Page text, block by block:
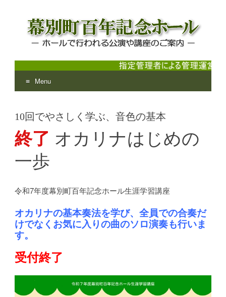
幕別町百年記念ホール
ホールで行われる公演や講座のご案内
Menu
content
10回でやさしく学ぶ、音色の基本
終了 オカリナはじめの
一歩
令和7年度幕別町百年記念ホール生涯学習講座
オカリナの基本奏法を学び、全員での合奏だ
けでなくお気に入りの曲のソロ演奏も行いま
す。
受付終了